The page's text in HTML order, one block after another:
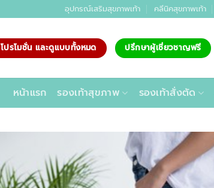
อุปกรณ์เสริมสุขภาพเท้า คลีนิคสุขภาพเท้า
โปรโมชั่น และดูแบบทั้งหมด ปรึกษาผู้เชี่ยวชาญฟรี
หน้าแรก รองเท้าสุขภาพ รองเท้าสั่งตัด